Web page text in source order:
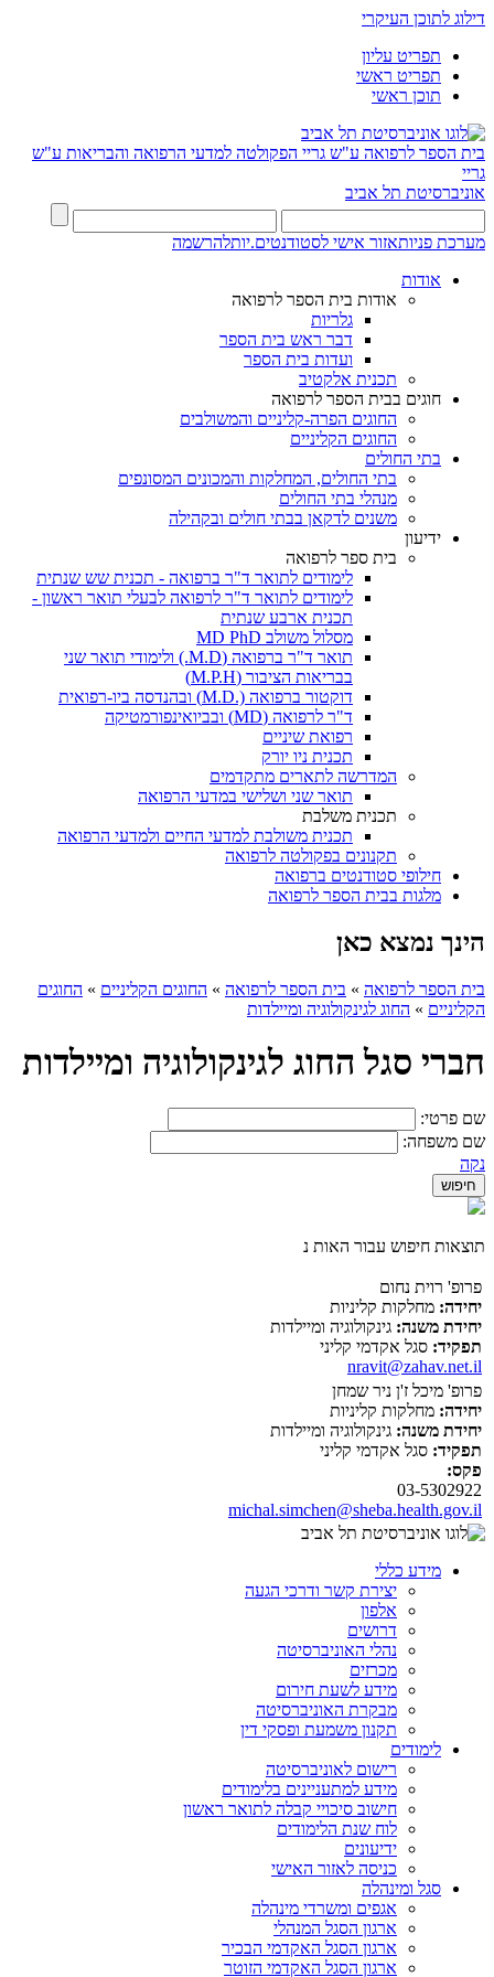
דילוג לתוכן העיקרי
תפריט עליון
תפריט ראשי
תוכן ראשי
בית הספר לרפואה ע"ש גריי הפקולטה למדעי הרפואה והבריאות ע"ש
גריי
אוניברסיטת תל אביב
מערכת פניותאזור אישי לסטודנטים.יותלהרשמה
אודות
אודות בית הספר לרפואה
גלריות
דבר ראש בית הספר
ועדות בית הספר
תכנית אלקטיב
חוגים בבית הספר לרפואה
החוגים הפרה-קליניים והמשולבים
החוגים הקליניים
בתי החולים
בתי החולים, המחלקות והמכונים המסונפים
מנהלי בתי החולים
משנים לדקאן בבתי חולים ובקהילה
ידיעון
בית ספר לרפואה
לימודים לתואר ד"ר ברפואה - תכנית שש שנתית
לימודים לתואר ד"ר לרפואה לבעלי תואר ראשון -
תכנית ארבע שנתית
מסלול משולב MD PhD
תואר ד"ר ברפואה (M.D.) ולימודי תואר שני
בבריאות הציבור (M.P.H)
דוקטור ברפואה (.M.D) ובהנדסה ביו-רפואית
ד"ר לרפואה (MD) ובביואינפורמטיקה
רפואת שיניים
תכנית ניו יורק
המדרשה לתארים מתקדמים
תואר שני ושלישי במדעי הרפואה
תכנית משלבת
תכנית משולבת למדעי החיים ולמדעי הרפואה
תקנונים בפקולטה לרפואה
חילופי סטודנטים ברפואה
מלגות בבית הספר לרפואה
הינך נמצא כאן
בית הספר לרפואה » בית הספר לרפואה » החוגים הקליניים » החוגים
הקליניים » החוג לגינקולוגיה ומיילדות
חברי סגל החוג לגינקולוגיה ומיילדות
שם פרטי:
שם משפחה:
נקה
תוצאות חיפוש עבור האות נ
פרופ' רוית נחום
יחידה: מחלקות קליניות
יחידת משנה: גינקולוגיה ומיילדות
תפקיד: סגל אקדמי קליני
nravit@zahav.net.il
פרופ' מיכל ז'ן ניר שמחן
יחידה: מחלקות קליניות
יחידת משנה: גינקולוגיה ומיילדות
תפקיד: סגל אקדמי קליני
פקס:
03-5302922
michal.simchen@sheba.health.gov.il
מידע כללי
יצירת קשר ודרכי הגעה
אלפון
דרושים
נהלי האוניברסיטה
מכרזים
מידע לשעת חירום
מבקרת האוניברסיטה
תקנון משמעת ופסקי דין
לימודים
רישום לאוניברסיטה
מידע למתעניינים בלימודים
חישוב סיכויי קבלה לתואר ראשון
לוח שנת הלימודים
ידיעונים
כניסה לאזור האישי
סגל ומינהלה
אגפים ומשרדי מינהלה
ארגון הסגל המנהלי
ארגון הסגל האקדמי הבכיר
ארגון הסגל האקדמי הזוטר